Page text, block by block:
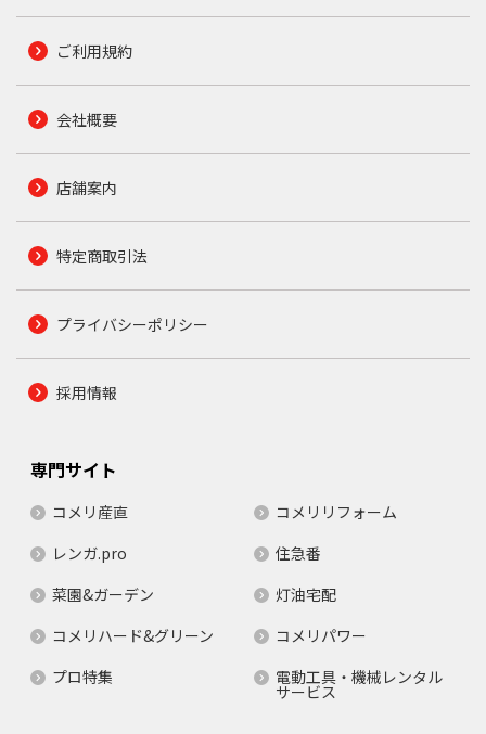
ご利用規約
会社概要
店舗案内
特定商取引法
プライバシーポリシー
採用情報
専門サイト
コメリ産直
コメリリフォーム
レンガ.pro
住急番
菜園&ガーデン
灯油宅配
コメリハード&グリーン
コメリパワー
プロ特集
電動工具・機械レンタル
サービス